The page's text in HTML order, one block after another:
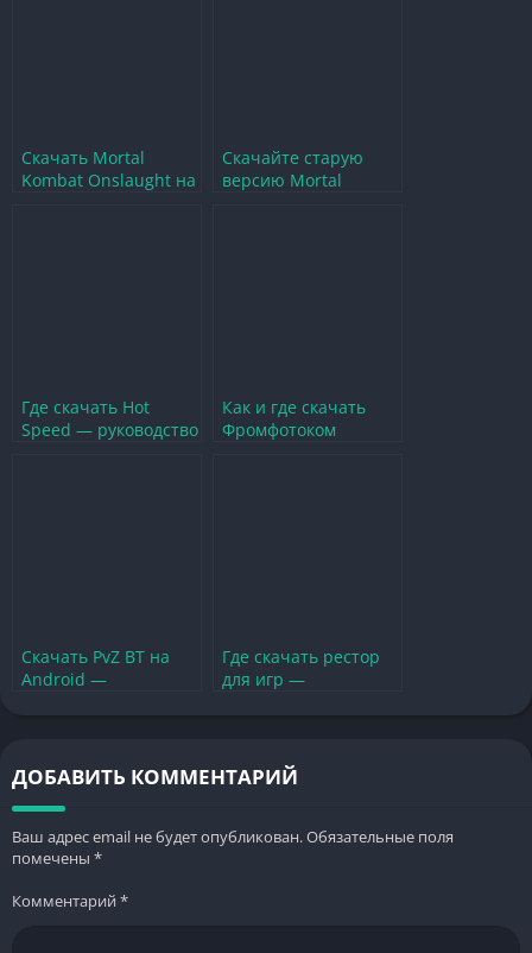
Скачать Mortal
Kombat Onslaught на
Скачайте старую
версию Mortal
Где скачать Hot
Speed — руководство
Как и где скачать
Фромфотоком
Скачать PvZ BT на
Android —
Где скачать рестор
для игр —
ДОБАВИТЬ КОММЕНТАРИЙ
Ваш адрес email не будет опубликован.Обязательные поля
помечены *
Комментарий*